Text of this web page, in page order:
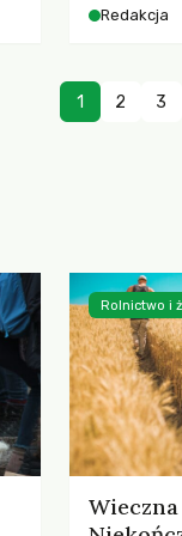
Redakcja
1 2 3
Rolnictwo i